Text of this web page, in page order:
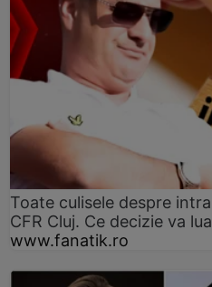
Toate culisele despre
CFR Cluj. Ce decizie va
www.fanatik.ro